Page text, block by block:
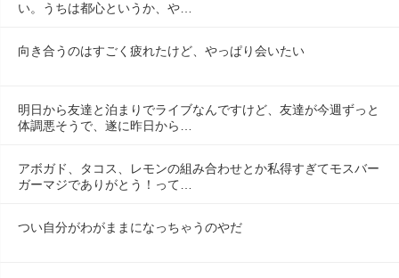
い。うちは都心というか、や…
向き合うのはすごく疲れたけど、やっぱり会いたい
明日から友達と泊まりでライブなんですけど、友達が今週ずっと
体調悪そうで、遂に昨日から…
アボガド、タコス、レモンの組み合わせとか私得すぎてモスバー
ガーマジでありがとう！って…
つい自分がわがままになっちゃうのやだ